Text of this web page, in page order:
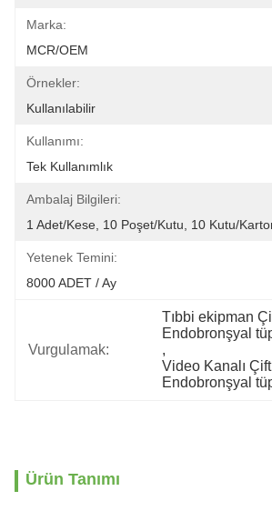
Marka:
MCR/OEM
Örnekler:
Kullanılabilir
Kullanımı:
Tek Kullanımlık
Ambalaj Bilgileri:
1 Adet/Kese, 10 Poşet/Kutu, 10 Kutu/
Yetenek Temini:
8000 ADET / Ay
Vurgulamak:
Tıbbi ekipman
Endobronşyal
,
Video Kanalı
Endobronşyal
Ürün Tanımı